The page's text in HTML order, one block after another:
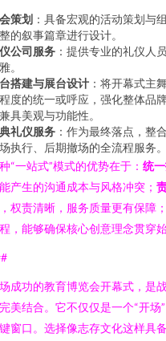
策划 ：具备宏观的活动策划与
的叙事篇章进行设计。
公司服务 ：提供专业的礼仪人
。
搭建与展台设计 ：将开幕式主
度的统一或呼应，强化整体品
具美观与功能性。
礼仪服务 ：作为最终落点，整
执行、后期撤场的全流程服务。
“一站式”模式的优势在于： 统
产生的沟通成本与风格冲突；
权责清晰，服务质量更有保障；
，能够确保核心创意理念贯穿
成功的教育博览会开幕式，是
美结合。它不仅仅是一个“开
窗口。选择像志存文化这样具